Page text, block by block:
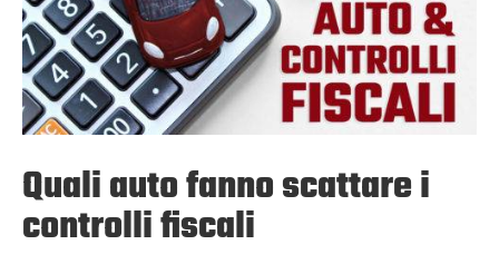
Quali auto fanno scattare i
controlli fiscali